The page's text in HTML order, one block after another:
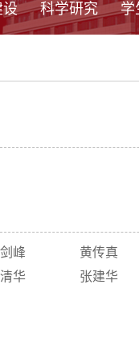
设 科学研究 学
峰
黄传真
华 张建华